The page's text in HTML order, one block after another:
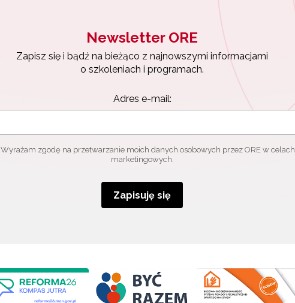
Newsletter ORE
Zapisz się i bądź na bieżąco z najnowszymi informacjami
o szkoleniach i programach.
Adres e-mail:
Wyrażam zgodę na przetwarzanie moich danych osobowych przez ORE w celach
marketingowych.
Zapisuję się
Wyrażam zgodę na przetwarzanie moich danych osobowych przez ORE w
Zapisuję się